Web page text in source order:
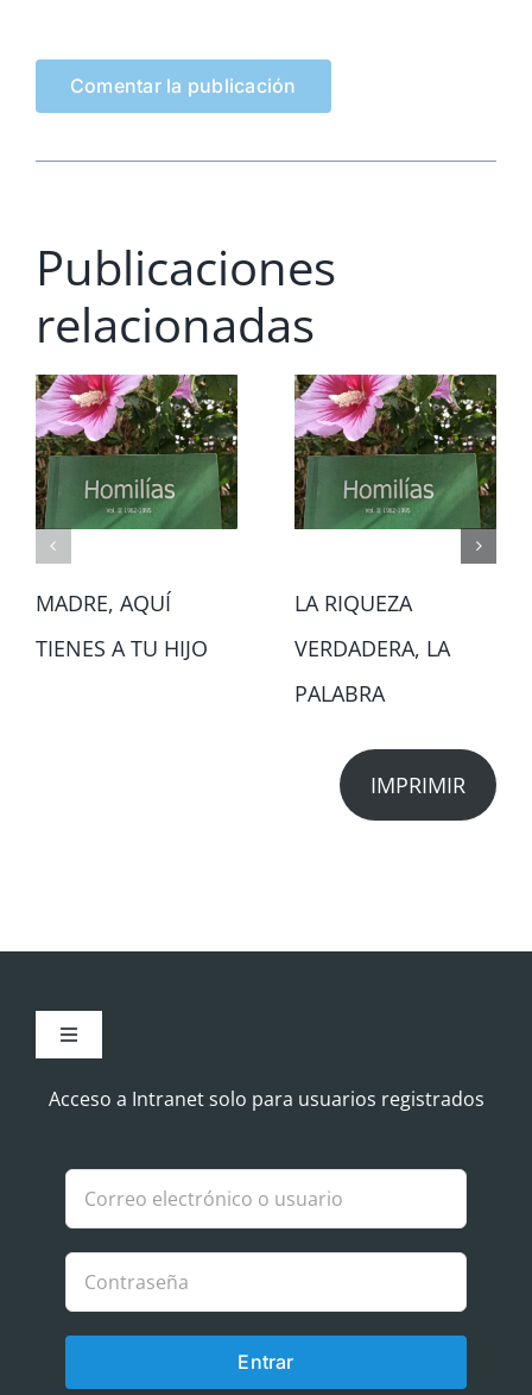
Publicaciones
relacionadas
MADRE, AQUÍ
TIENES A TU HIJO
LA RIQUEZA
VERDADERA, LA
PALABRA
IMPRIMIR
Toggle
Aviso Legal
Política de Cookies
Política de privacidad
Acceso a Intranet solo para usuarios registrados
Entrar